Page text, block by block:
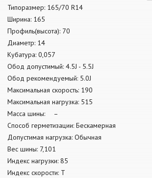
Типоразмер: 165/70 R14
Ширина: 165
Профиль(высота): 70
Диаметр: 14
Кубатура: 0,057
Обод допустимый: 4.5J - 5.5J
Обод рекомендуемый: 5.0J
Максимальная скорость: 190
Максимальная нагрузка: 515
Масса шины: –
Способ герметизации: Бескамерная
Допустимая нагрузка: Обычная
Вес шины: 7,101
Индекс нагрузки: 85
Индекс скорости: T